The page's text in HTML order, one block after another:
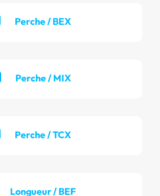
Perche / BEX
Perche / MIX
Perche / TCX
Longueur / BEF